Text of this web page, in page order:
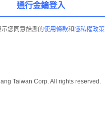
通行金鑰登入
您同意酷澎的使用條款和 隱私權政策
Taiwan Corp. All rights reserved.